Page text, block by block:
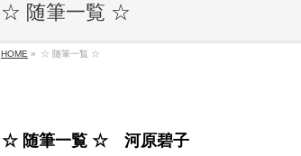
☆ 随筆一覧 ☆
HOME » ☆ 随筆一覧 ☆
☆ 随筆一覧 ☆ 河原碧子